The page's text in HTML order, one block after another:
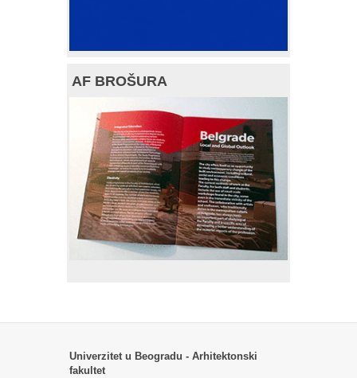
AF BROŠURA
Univerzitet u Beogradu - Arhitektonski
fakultet